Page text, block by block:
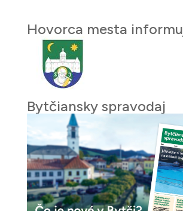
Hovorca mesta
Bytčiansky spravodaj